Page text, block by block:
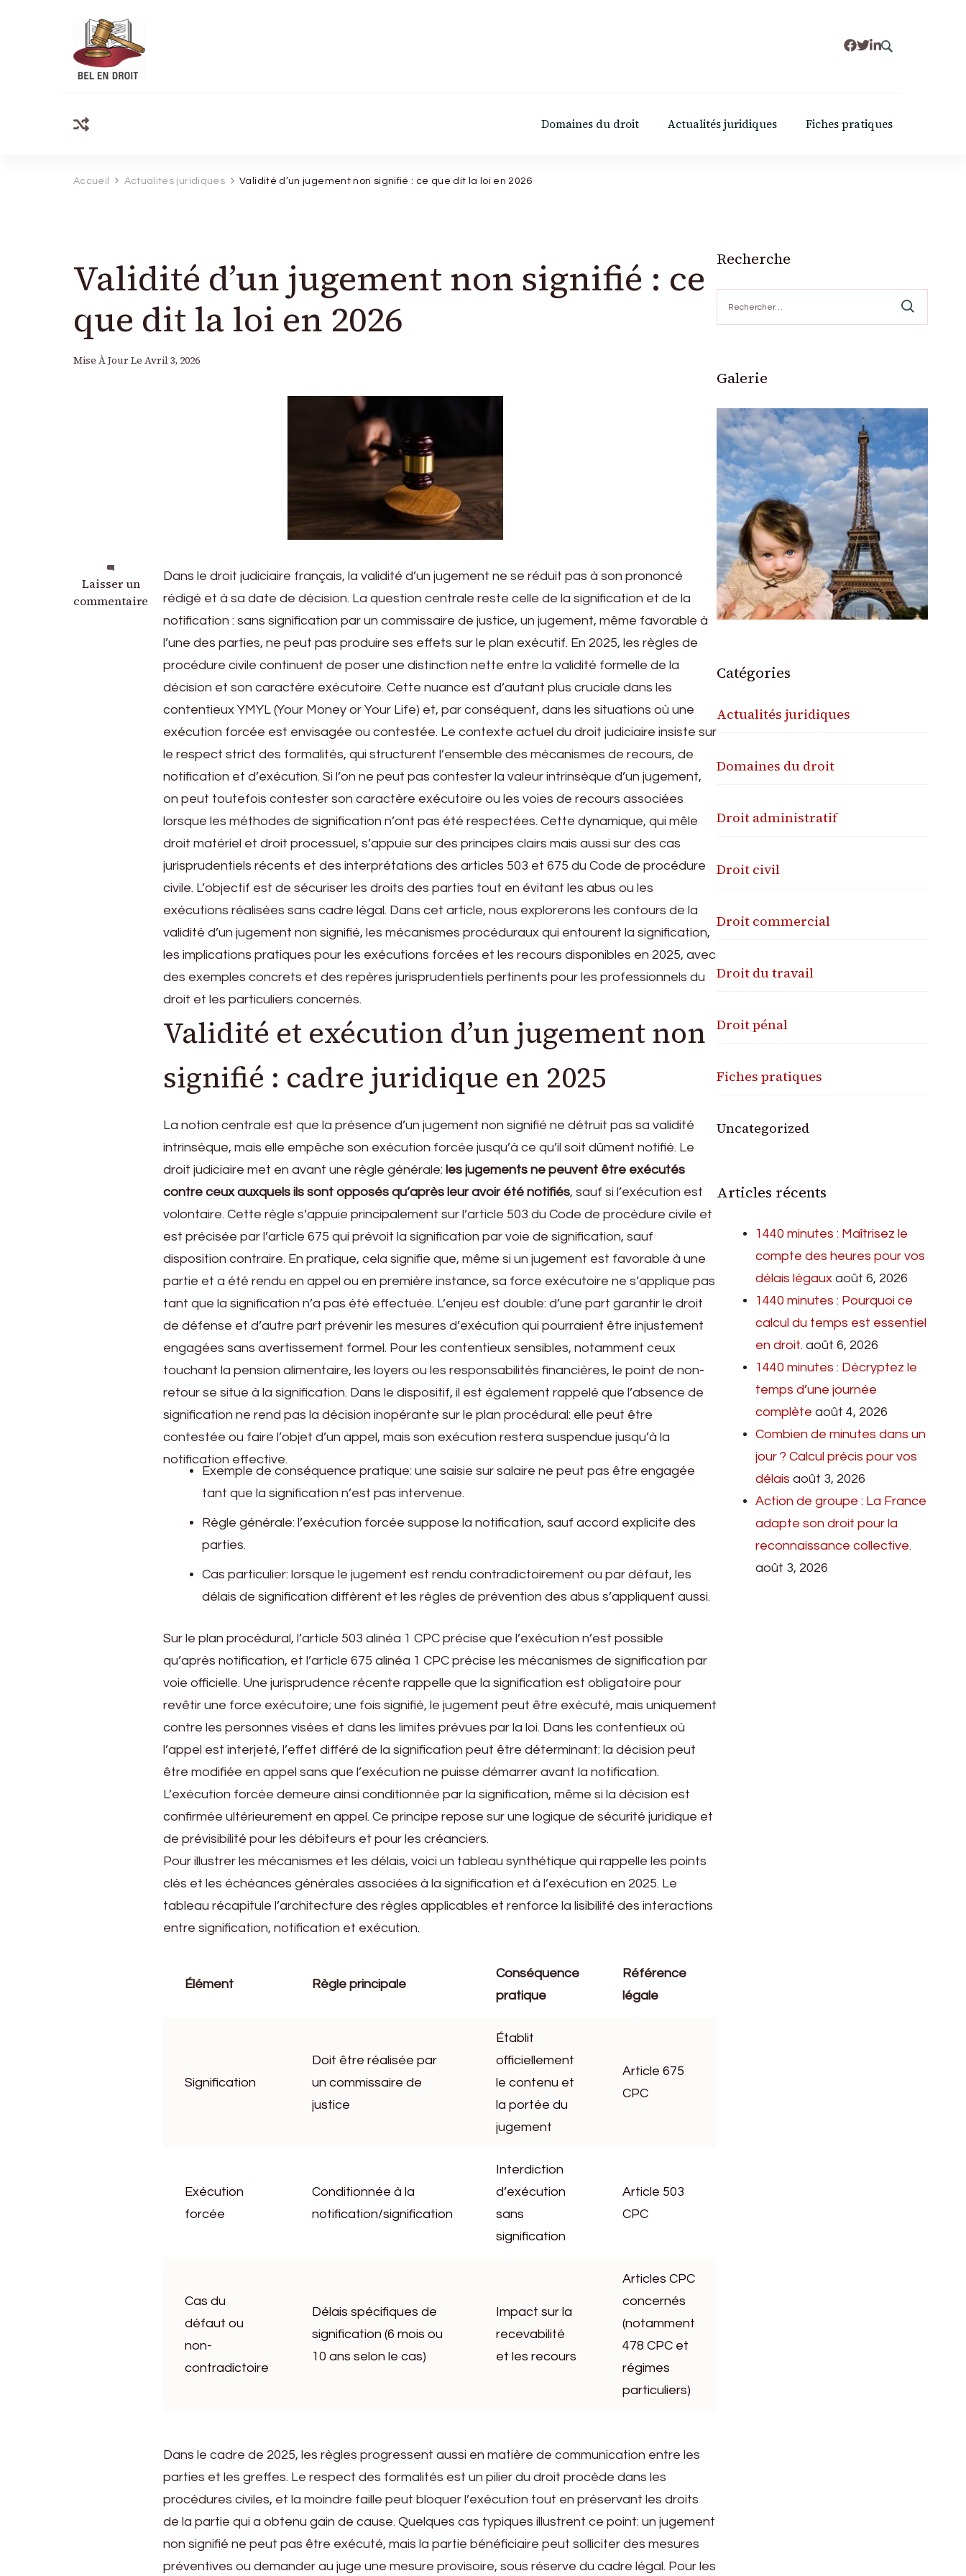
Domaines du droit Actualités juridiques Fiches pratiques
Accueil Actualités juridiques Validité d’un jugement non signifié : ce que dit la loi en 2026
Validité d’un jugement non signifié : ce
que dit la loi en 2026
Mise À Jour Le Avril 3, 2026
Laisser un
commentaire
sur
Validité
Dans le droit judiciaire français, la validité d’un jugement ne se réduit pas à son prononcé
rédigé et à sa date de décision. La question centrale reste celle de la signification et de la
notification : sans signification par un commissaire de justice, un jugement, même favorable à
l’une des parties, ne peut pas produire ses effets sur le plan exécutif. En 2025, les règles de
procédure civile continuent de poser une distinction nette entre la validité formelle de la
décision et son caractère exécutoire. Cette nuance est d’autant plus cruciale dans les
contentieux YMYL (Your Money or Your Life) et, par conséquent, dans les situations où une
exécution forcée est envisagée ou contestée. Le contexte actuel du droit judiciaire insiste sur
le respect strict des formalités, qui structurent l’ensemble des mécanismes de recours, de
notification et d’exécution. Si l’on ne peut pas contester la valeur intrinsèque d’un jugement,
on peut toutefois contester son caractère exécutoire ou les voies de recours associées
lorsque les méthodes de signification n’ont pas été respectées. Cette dynamique, qui mêle
droit matériel et droit processuel, s’appuie sur des principes clairs mais aussi sur des cas
jurisprudentiels récents et des interprétations des articles 503 et 675 du Code de procédure
civile. L’objectif est de sécuriser les droits des parties tout en évitant les abus ou les
exécutions réalisées sans cadre légal. Dans cet article, nous explorerons les contours de la
validité d’un jugement non signifié, les mécanismes procéduraux qui entourent la signification,
les implications pratiques pour les exécutions forcées et les recours disponibles en 2025, avec
des exemples concrets et des repères jurisprudentiels pertinents pour les professionnels du
droit et les particuliers concernés.
Validité et exécution d’un jugement non
signifié : cadre juridique en 2025
La notion centrale est que la présence d’un jugement non signifié ne détruit pas sa validité
intrinsèque, mais elle empêche son exécution forcée jusqu’à ce qu’il soit dûment notifié. Le
droit judiciaire met en avant une règle générale: les jugements ne peuvent être exécutés
contre ceux auxquels ils sont opposés qu’après leur avoir été notifiés, sauf si l’exécution est
volontaire. Cette règle s’appuie principalement sur l’article 503 du Code de procédure civile et
est précisée par l’article 675 qui prévoit la signification par voie de signification, sauf
disposition contraire. En pratique, cela signifie que, même si un jugement est favorable à une
partie et a été rendu en appel ou en première instance, sa force exécutoire ne s’applique pas
tant que la signification n’a pas été effectuée. L’enjeu est double: d’une part garantir le droit
de défense et d’autre part prévenir les mesures d’exécution qui pourraient être injustement
engagées sans avertissement formel. Pour les contentieux sensibles, notamment ceux
touchant la pension alimentaire, les loyers ou les responsabilités financières, le point de non-
retour se situe à la signification. Dans le dispositif, il est également rappelé que l’absence de
signification ne rend pas la décision inopérante sur le plan procédural: elle peut être
contestée ou faire l’objet d’un appel, mais son exécution restera suspendue jusqu’à la
notification effective.
Exemple de conséquence pratique: une saisie sur salaire ne peut pas être engagée
tant que la signification n’est pas intervenue.
Règle générale: l’exécution forcée suppose la notification, sauf accord explicite des
parties.
Cas particulier: lorsque le jugement est rendu contradictoirement ou par défaut, les
délais de signification diffèrent et les règles de prévention des abus s’appliquent aussi.
Sur le plan procédural, l’article 503 alinéa 1 CPC précise que l’exécution n’est possible
qu’après notification, et l’article 675 alinéa 1 CPC précise les mécanismes de signification par
voie officielle. Une jurisprudence récente rappelle que la signification est obligatoire pour
revêtir une force exécutoire; une fois signifié, le jugement peut être exécuté, mais uniquement
contre les personnes visées et dans les limites prévues par la loi. Dans les contentieux où
l’appel est interjeté, l’effet différé de la signification peut être déterminant: la décision peut
être modifiée en appel sans que l’exécution ne puisse démarrer avant la notification.
L’exécution forcée demeure ainsi conditionnée par la signification, même si la décision est
confirmée ultérieurement en appel. Ce principe repose sur une logique de sécurité juridique et
de prévisibilité pour les débiteurs et pour les créanciers.
Pour illustrer les mécanismes et les délais, voici un tableau synthétique qui rappelle les points
clés et les échéances générales associées à la signification et à l’exécution en 2025. Le
tableau récapitule l’architecture des règles applicables et renforce la lisibilité des interactions
entre signification, notification et exécution.
Élément Règle principale
Conséquence
pratique
Référence
légale
Signification
Doit être réalisée par
un commissaire de
justice
Établit
officiellement
le contenu et
la portée du
jugement
Article 675
CPC
Exécution
forcée
Conditionnée à la
notification/signification
Interdiction
d’exécution
sans
signification
Article 503
CPC
Cas du
défaut ou
non-
contradictoire
Délais spécifiques de
signification (6 mois ou
10 ans selon le cas)
Impact sur la
recevabilité
et les recours
Articles CPC
concernés
(notamment
478 CPC et
régimes
particuliers)
Dans le cadre de 2025, les règles progressent aussi en matière de communication entre les
parties et les greffes. Le respect des formalités est un pilier du droit procède dans les
procédures civiles, et la moindre faille peut bloquer l’exécution tout en préservant les droits
de la partie qui a obtenu gain de cause. Quelques cas typiques illustrent ce point: un jugement
non signifié ne peut pas être exécuté, mais la partie bénéficiaire peut solliciter des mesures
préventives ou demander au juge une mesure provisoire, sous réserve du cadre légal. Pour les
Recherche
Galerie
Catégories
Actualités juridiques
Domaines du droit
Droit administratif
Droit civil
Droit commercial
Droit du travail
Droit pénal
Fiches pratiques
Uncategorized
Articles récents
1440 minutes : Maîtrisez le
compte des heures pour vos
délais légaux août 6, 2026
1440 minutes : Pourquoi ce
calcul du temps est essentiel
en droit. août 6, 2026
1440 minutes : Décryptez le
temps d’une journée
complète août 4, 2026
Combien de minutes dans un
jour ? Calcul précis pour vos
délais août 3, 2026
Action de groupe : La France
adapte son droit pour la
reconnaissance collective.
août 3, 2026